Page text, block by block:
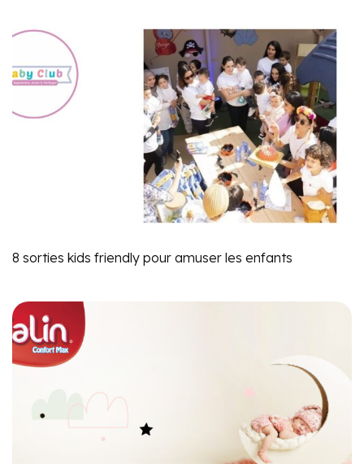
8 sorties kids friendly pour amuser les enfants